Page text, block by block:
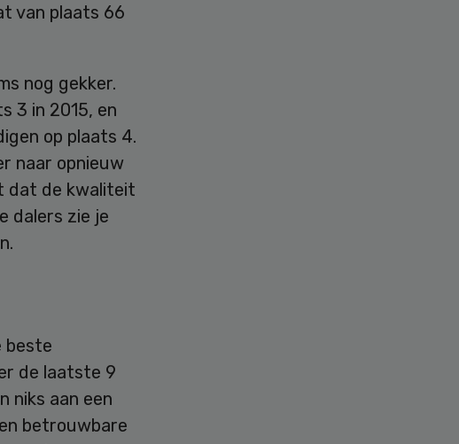
van plaats 66
nog gekker.
3 in 2015, en
op plaats 4.
naar opnieuw
dat de kwaliteit
dalers zie je
beste
de laatste 9
niks aan een
betrouwbare